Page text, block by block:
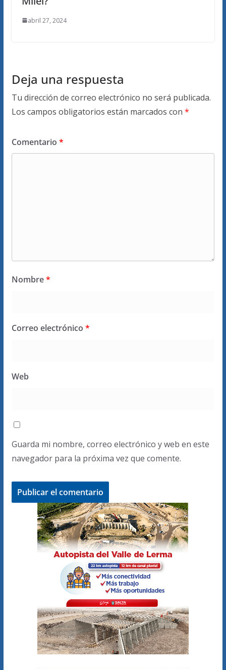
abril 27, 2024
Deja una respuesta
Tu dirección de correo electrónico no será publicada.
Los campos obligatorios están marcados con *
Comentario *
Nombre*
Correo electrónico *
Web
Guarda mi nombre, correo electrónico y web en este
navegador para la próxima vez que comente.